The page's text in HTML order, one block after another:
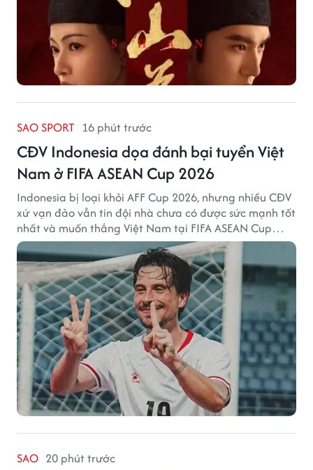
SAO SPORT 16 phút trước
CĐV Indonesia dọa đánh bại tuyển Việt
Nam ở FIFA ASEAN Cup 2026
Indonesia bị loại khỏi AFF Cup 2026, nhưng nhiều CĐV
xứ vạn đảo vẫn tin đội nhà chưa có được sức mạnh tốt
nhất và muốn thắng Việt Nam tại FIFA ASEAN Cup
2026.
SAO 20 phút trước